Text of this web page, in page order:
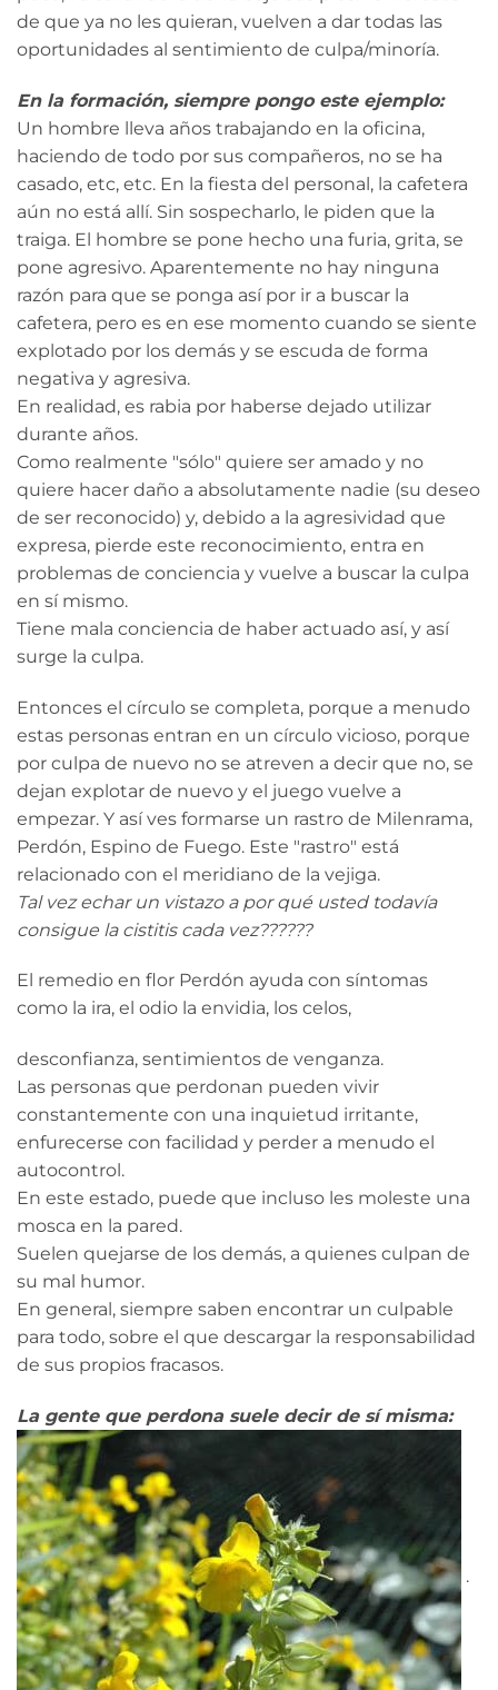
de que ya no les quieran, vuelven a dar todas las
oportunidades al sentimiento de culpa/minoría.
En la formación, siempre pongo este ejemplo:
Un hombre lleva años trabajando en la oficina,
haciendo de todo por sus compañeros, no se ha
casado, etc, etc. En la fiesta del personal, la cafetera
aún no está allí. Sin sospecharlo, le piden que la
traiga. El hombre se pone hecho una furia, grita, se
pone agresivo. Aparentemente no hay ninguna
razón para que se ponga así por ir a buscar la
cafetera, pero es en ese momento cuando se siente
explotado por los demás y se escuda de forma
negativa y agresiva.
En realidad, es rabia por haberse dejado utilizar
durante años.
Como realmente "sólo" quiere ser amado y no
quiere hacer daño a absolutamente nadie (su deseo
de ser reconocido) y, debido a la agresividad que
expresa, pierde este reconocimiento, entra en
problemas de conciencia y vuelve a buscar la culpa
en sí mismo.
Tiene mala conciencia de haber actuado así, y así
surge la culpa.
Entonces el círculo se completa, porque a menudo
estas personas entran en un círculo vicioso, porque
por culpa de nuevo no se atreven a decir que no, se
dejan explotar de nuevo y el juego vuelve a
empezar. Y así ves formarse un rastro de Milenrama,
Perdón, Espino de Fuego. Este "rastro" está
relacionado con el meridiano de la vejiga.
Tal vez echar un vistazo a por qué usted todavía
consigue la cistitis cada vez??????
El remedio en flor Perdón ayuda con síntomas
como la ira, el odio la envidia, los celos,
desconfianza, sentimientos de venganza.
Las personas que perdonan pueden vivir
constantemente con una inquietud irritante,
enfurecerse con facilidad y perder a menudo el
autocontrol.
En este estado, puede que incluso les moleste una
mosca en la pared.
Suelen quejarse de los demás, a quienes culpan de
su mal humor.
En general, siempre saben encontrar un culpable
para todo, sobre el que descargar la responsabilidad
de sus propios fracasos.
La gente que perdona suele decir de sí misma:
.